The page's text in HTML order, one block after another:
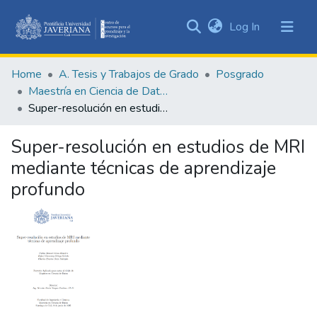
&
Collections
All of DSpace
Statistics
Log In (current)
Home A. Tesis y Trabajos de Grado
Posgrado
Maestría en Ciencia de Datos
Super-resolución en estudios de MRI mediante técnicas de aprendizaje profundo
Super-resolución en estudios de MRI
mediante técnicas de aprendizaje
profundo